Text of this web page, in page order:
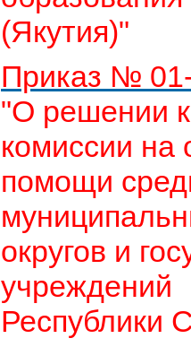
(Якутия)"
Приказ №
"О решении
комиссии на
помощи
округов и
учреждений
Республики